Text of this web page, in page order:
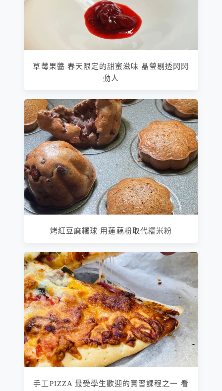
草莓果醬 春天限定的甜蜜滋味 晶瑩剔透閃閃
動人
烤紅豆麻糬球 用蓮藕粉取代糯米粉
手工PIZZA 最受學生歡迎的實習課程之一 看